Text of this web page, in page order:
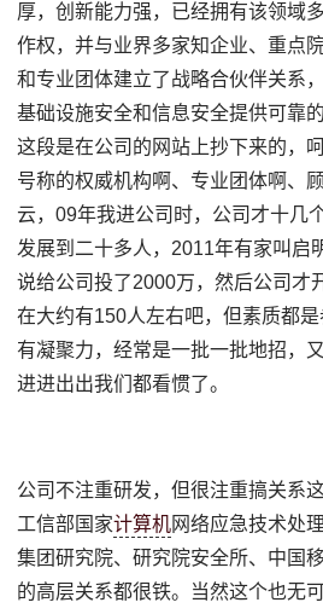
厚，创新能力强，已经拥有该领域
作权，并与业界多家知企业、重点
和专业团体建立了战略合伙伴关系
基础设施安全和信息安全提供可靠
这段是在公司的网站上抄下来的，
号称的权威机构啊、专业团体啊、
云，09年我进公司时，公司才十几
发展到二十多人，2011年有家叫启
说给公司投了2000万，然后公司才
在大约有150人左右吧，但素质都
有凝聚力，经常是一批一批地招，
进进出出我们都看惯了。
公司不注重研发，但很注重搞关系
工信部国家计算机网络应急技术处
集团研究院、研究院安全所、中国
的高层关系都很铁。当然这个也无